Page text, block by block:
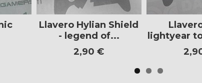
Llavero Hylian Shield
- legend of...
2,90 €
lightyear